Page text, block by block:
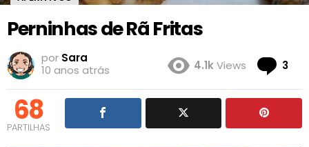
Perninhas de Rã Fritas
por Sara
10 anos atrás
4.1kViews 3
68
PARTILHAS